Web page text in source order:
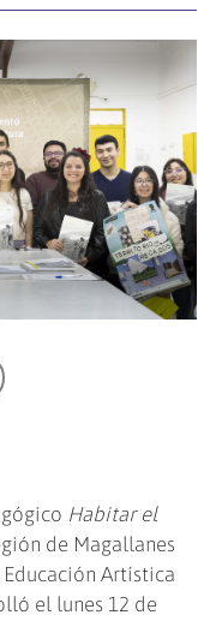
Habitar el
de Magallanes
Artística
el lunes 12 de